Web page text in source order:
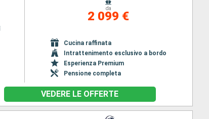
da
2 099 €
Cucina raffinata
Intrattenimento esclusivo a bordo
Esperienza Premium
Pensione completa
VEDERE LE OFFERTE